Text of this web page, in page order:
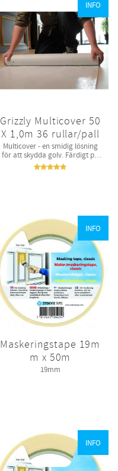
Grizzly Multicover 50
X 1,0m 36 rullar/pall
​Multicover - en smidig lösning
för att skydda golv. Färdigt på
rulle som bara är att installera
utan tejp.​ 1 meter bred.
INFO
Maskeringstape 19m
m x 50m
19mm
INFO
INFO